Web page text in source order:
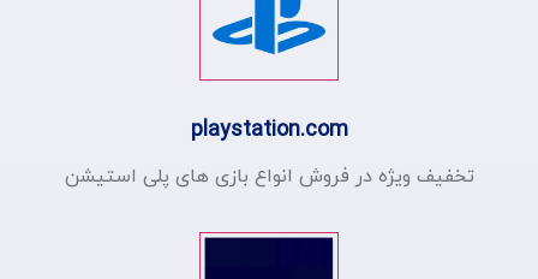
playstation.com
تخفیف ویژه در فروش انواع بازی های پلی استیشن